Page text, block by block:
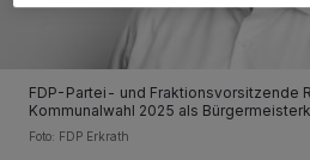
FDP-Partei- und Fraktionsvorsitzende
Kommunalwahl 2025 als
Foto: FDP Erkrath